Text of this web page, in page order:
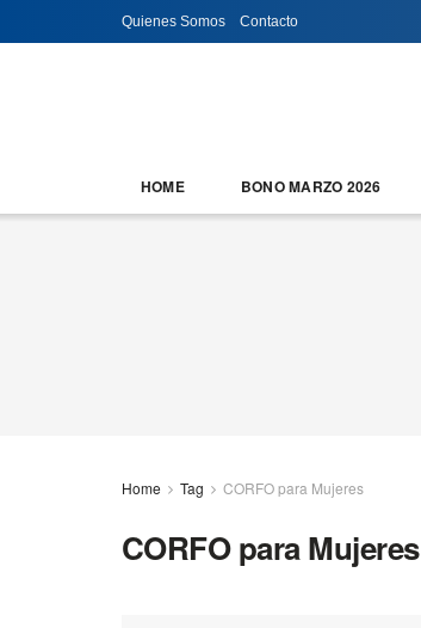
Quienes Somos Contacto
HOME BONO MARZO 2026
Home Tag CORFO para Mujeres
CORFO para Mujeres